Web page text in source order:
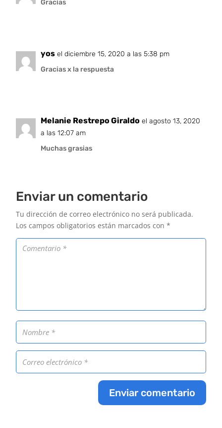
Gracias
yos el diciembre 15, 2020 a las 5:38 pm
Gracias x la respuesta
Melanie Restrepo Giraldo el agosto 13, 2020
a las 12:07 am
Muchas grasias
Enviar un comentario
Tu dirección de correo electrónico no será publicada.
Los campos obligatorios están marcados con*
Enviar comentario